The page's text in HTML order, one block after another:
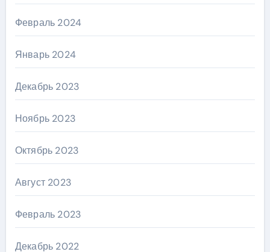
Февраль 2024
Январь 2024
Декабрь 2023
Ноябрь 2023
Октябрь 2023
Август 2023
Февраль 2023
Декабрь 2022